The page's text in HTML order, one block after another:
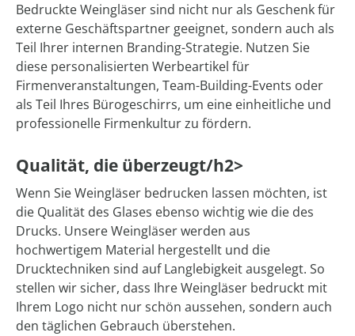
Bedruckte Weingläser sind nicht nur als Geschenk für
externe Geschäftspartner geeignet, sondern auch als
Teil Ihrer internen Branding-Strategie. Nutzen Sie
diese personalisierten Werbeartikel für
Firmenveranstaltungen, Team-Building-Events oder
als Teil Ihres Bürogeschirrs, um eine einheitliche und
professionelle Firmenkultur zu fördern.
Qualität, die überzeugt/h2>
Wenn Sie Weingläser bedrucken lassen möchten, ist
die Qualität des Glases ebenso wichtig wie die des
Drucks. Unsere Weingläser werden aus
hochwertigem Material hergestellt und die
Drucktechniken sind auf Langlebigkeit ausgelegt. So
stellen wir sicher, dass Ihre Weingläser bedruckt mit
Ihrem Logo nicht nur schön aussehen, sondern auch
den täglichen Gebrauch überstehen.